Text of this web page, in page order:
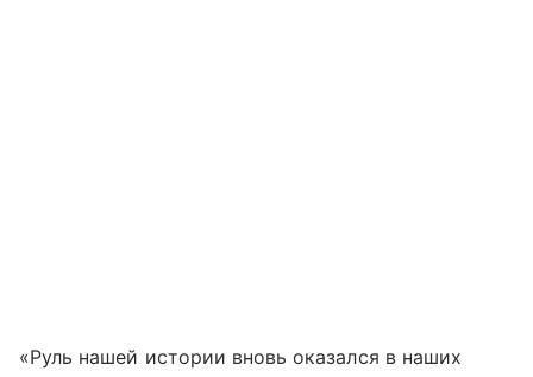
«Руль нашей истории вновь оказался в наших